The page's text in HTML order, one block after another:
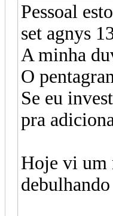
Pessoal
set agnys
A minha
O
Se eu
pra
Hoje vi um